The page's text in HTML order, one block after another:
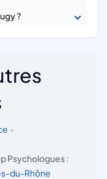
?
•
Psychologues :
du-Rhône